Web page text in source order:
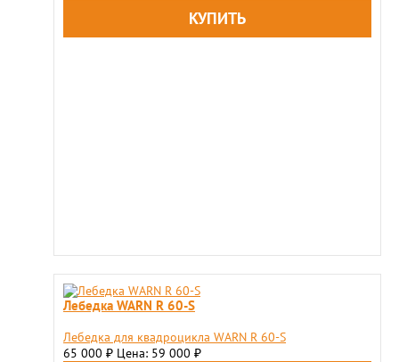
Лебедка WARN R 60-S
Лебедка для квадроцикла WARN R 60-S
65 000 ₽ Цена: 59 000 ₽